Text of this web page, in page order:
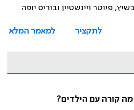
פיוטר ויינשטיין ובוריס יופה
לתקציר
למאמר המלא
מה קורה עם הילדים?